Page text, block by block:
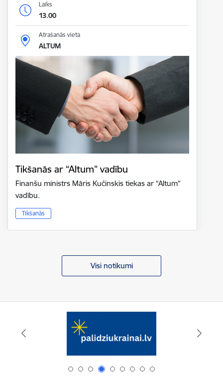
Laiks
13.00
Atrašanās vieta
ALTUM
Tikšanās ar “Altum” vadību
Finanšu ministrs Māris Kučinskis tiekas ar “Altum”
vadību.
Tikšanās
Visi notikumi